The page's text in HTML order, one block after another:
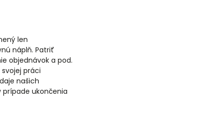
len
náplň. Patriť
objednávok a pod.
práci
našich
ukončenia